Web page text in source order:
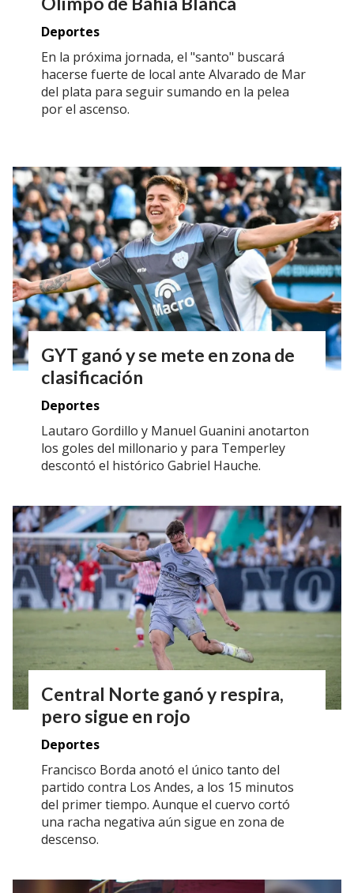
Deportes
En la próxima jornada, el "santo" buscará
hacerse fuerte de local ante Alvarado de Mar
del plata para seguir sumando en la pelea
por el ascenso.
GYT ganó y se mete en zona de
clasificación
Deportes
Lautaro Gordillo y Manuel Guanini anotarton
los goles del millonario y para Temperley
descontó el histórico Gabriel Hauche.
Central Norte ganó y respira,
pero sigue en rojo
Deportes
Francisco Borda anotó el único tanto del
partido contra Los Andes, a los 15 minutos
del primer tiempo. Aunque el cuervo cortó
una racha negativa aún sigue en zona de
descenso.